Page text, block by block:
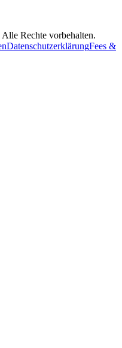
Rechte vorbehalten.
DatenschutzerklärungFees &